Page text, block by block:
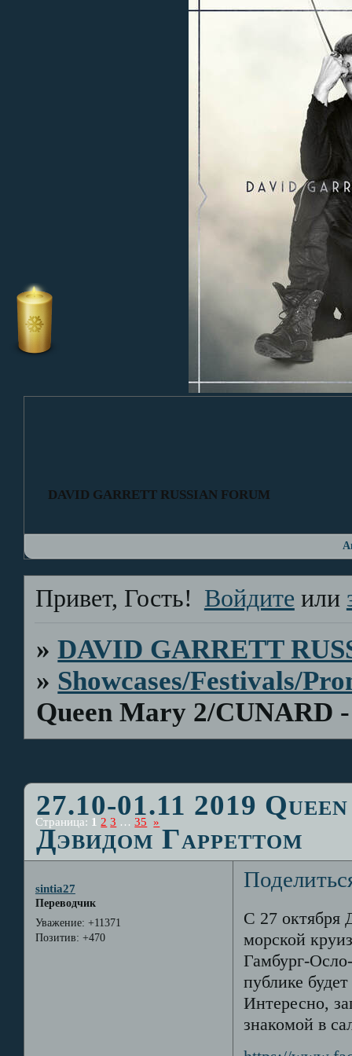
DAVID GARRETT RUSSIAN FORUM
Привет, Гость! Войдите или
»DAVID GARRETT
» Showcases/Festivals/
Queen Mary 2/CUNARD
27.10-01.11 2019
Дэвидом Гарреттом
Страница: 1 2 3 … 35 »
sintia27
Переводчик
Уважение: +11371
Позитив: +470
С 27 октября
морской
Гамбург-
публике
Интересно,
знакомой в